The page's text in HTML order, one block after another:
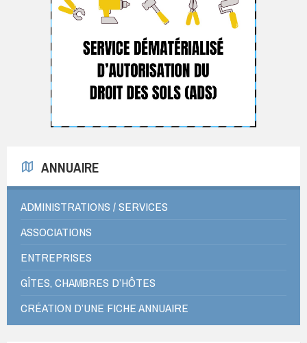
ANNUAIRE
ADMINISTRATIONS / SERVICES
ASSOCIATIONS
ENTREPRISES
GÎTES, CHAMBRES D’HÔTES
CRÉATION D’UNE FICHE ANNUAIRE